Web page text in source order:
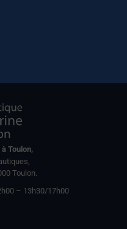
Toulon,
Toulon.
– 13h30/17h00